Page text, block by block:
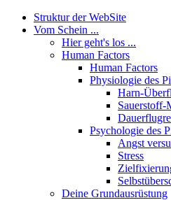
Struktur der WebSite
Vom Schein ...
Hier geht's los ...
Human Factors
Human Factors
Physiologie des
Harn-
Sauerstoff-
Psychologie des
Angst
Stress
Deine Grundausrüstung